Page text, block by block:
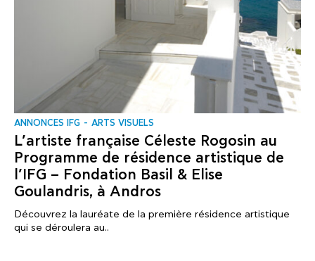
ANNONCES IFG ARTS VISUELS
L’artiste française Céleste Rogosin au
Programme de résidence artistique de
l’IFG – Fondation Basil & Elise
Goulandris, à Andros
Découvrez la lauréate de la première résidence artistique
qui se déroulera au..